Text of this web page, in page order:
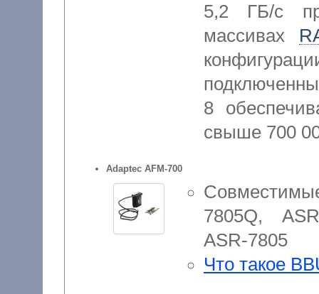
5,2 ГБ/с
массивах
8
свыше 700
Adaptec AFM-700
7805Q,
ASR-7805
Что такое